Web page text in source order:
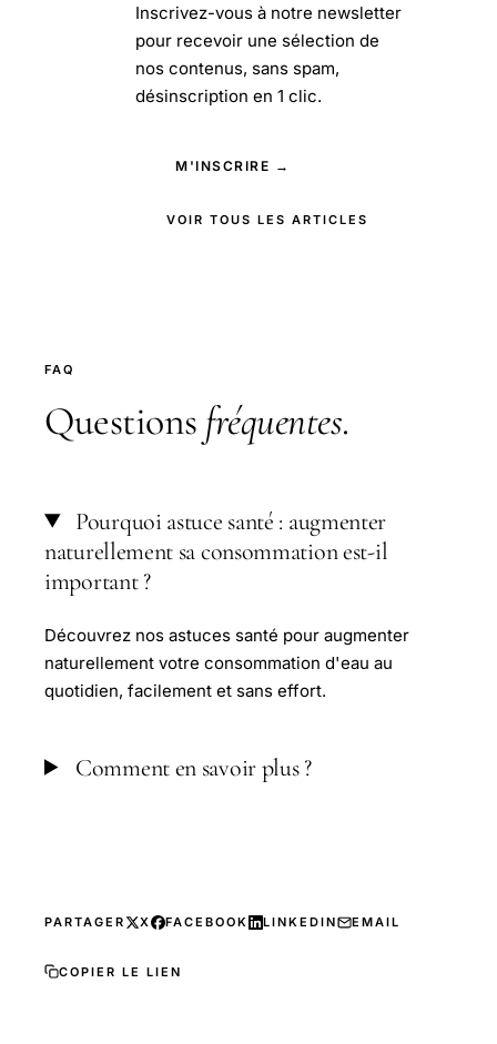
Inscrivez-vous à notre newsletter
pour recevoir une sélection de
nos contenus, sans spam,
désinscription en 1 clic.
M'INSCRIRE →
VOIR TOUS LES ARTICLES
FAQ
Questions fréquentes.
Pourquoi astuce santé : augmenter
naturellement sa consommation est-il
important ?
Découvrez nos astuces santé pour augmenter
naturellement votre consommation d'eau au
quotidien, facilement et sans effort.
Comment en savoir plus ?
PARTAGER X FACEBOOK LINKEDIN EMAIL
COPIER LE LIEN